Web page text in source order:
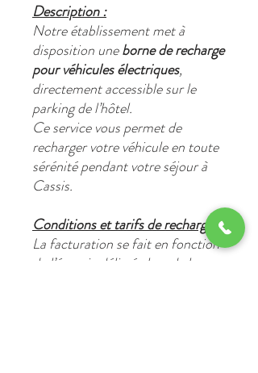
Description :
Notre établissement met à
disposition uneborne de recharge
pour véhicules électriques,
directement accessible sur le
parking de l’hôtel.
Ce service vous permet de
recharger votre véhicule en toute
sérénité pendant votre séjour à
Cassis.
Conditions et tarifs de recharge :
La facturation se fait en fonction
de l’énergie délivrée lors de la